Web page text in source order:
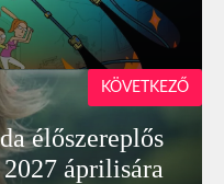
élőszereplős
áprilisára
KÖVETKEZŐ